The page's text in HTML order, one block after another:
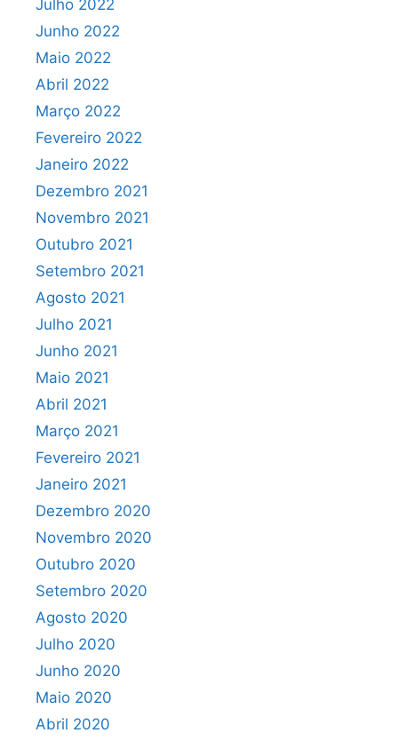
Julho 2022
Junho 2022
Maio 2022
Abril 2022
Março 2022
Fevereiro 2022
Janeiro 2022
Dezembro 2021
Novembro 2021
Outubro 2021
Setembro 2021
Agosto 2021
Julho 2021
Junho 2021
Maio 2021
Abril 2021
Março 2021
Fevereiro 2021
Janeiro 2021
Dezembro 2020
Novembro 2020
Outubro 2020
Setembro 2020
Agosto 2020
Julho 2020
Junho 2020
Maio 2020
Abril 2020